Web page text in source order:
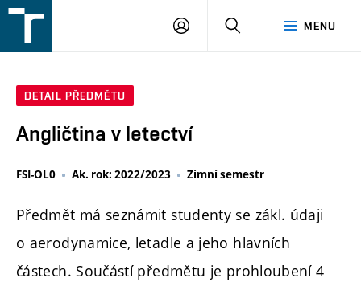
v
MENU
PŘIHLÁŠENÍ
DETAIL PŘEDMĚTU
Angličtina v letectví
FSI-OL0 Ak. rok: 2022/2023 Zimní semestr
Předmět má seznámit studenty se zákl. údaji
o aerodynamice, letadle a jeho hlavních
částech. Součástí předmětu je prohloubení 4